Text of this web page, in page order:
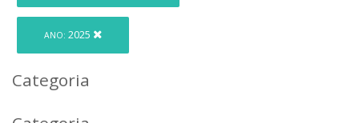
ANO: 2025
Categoria